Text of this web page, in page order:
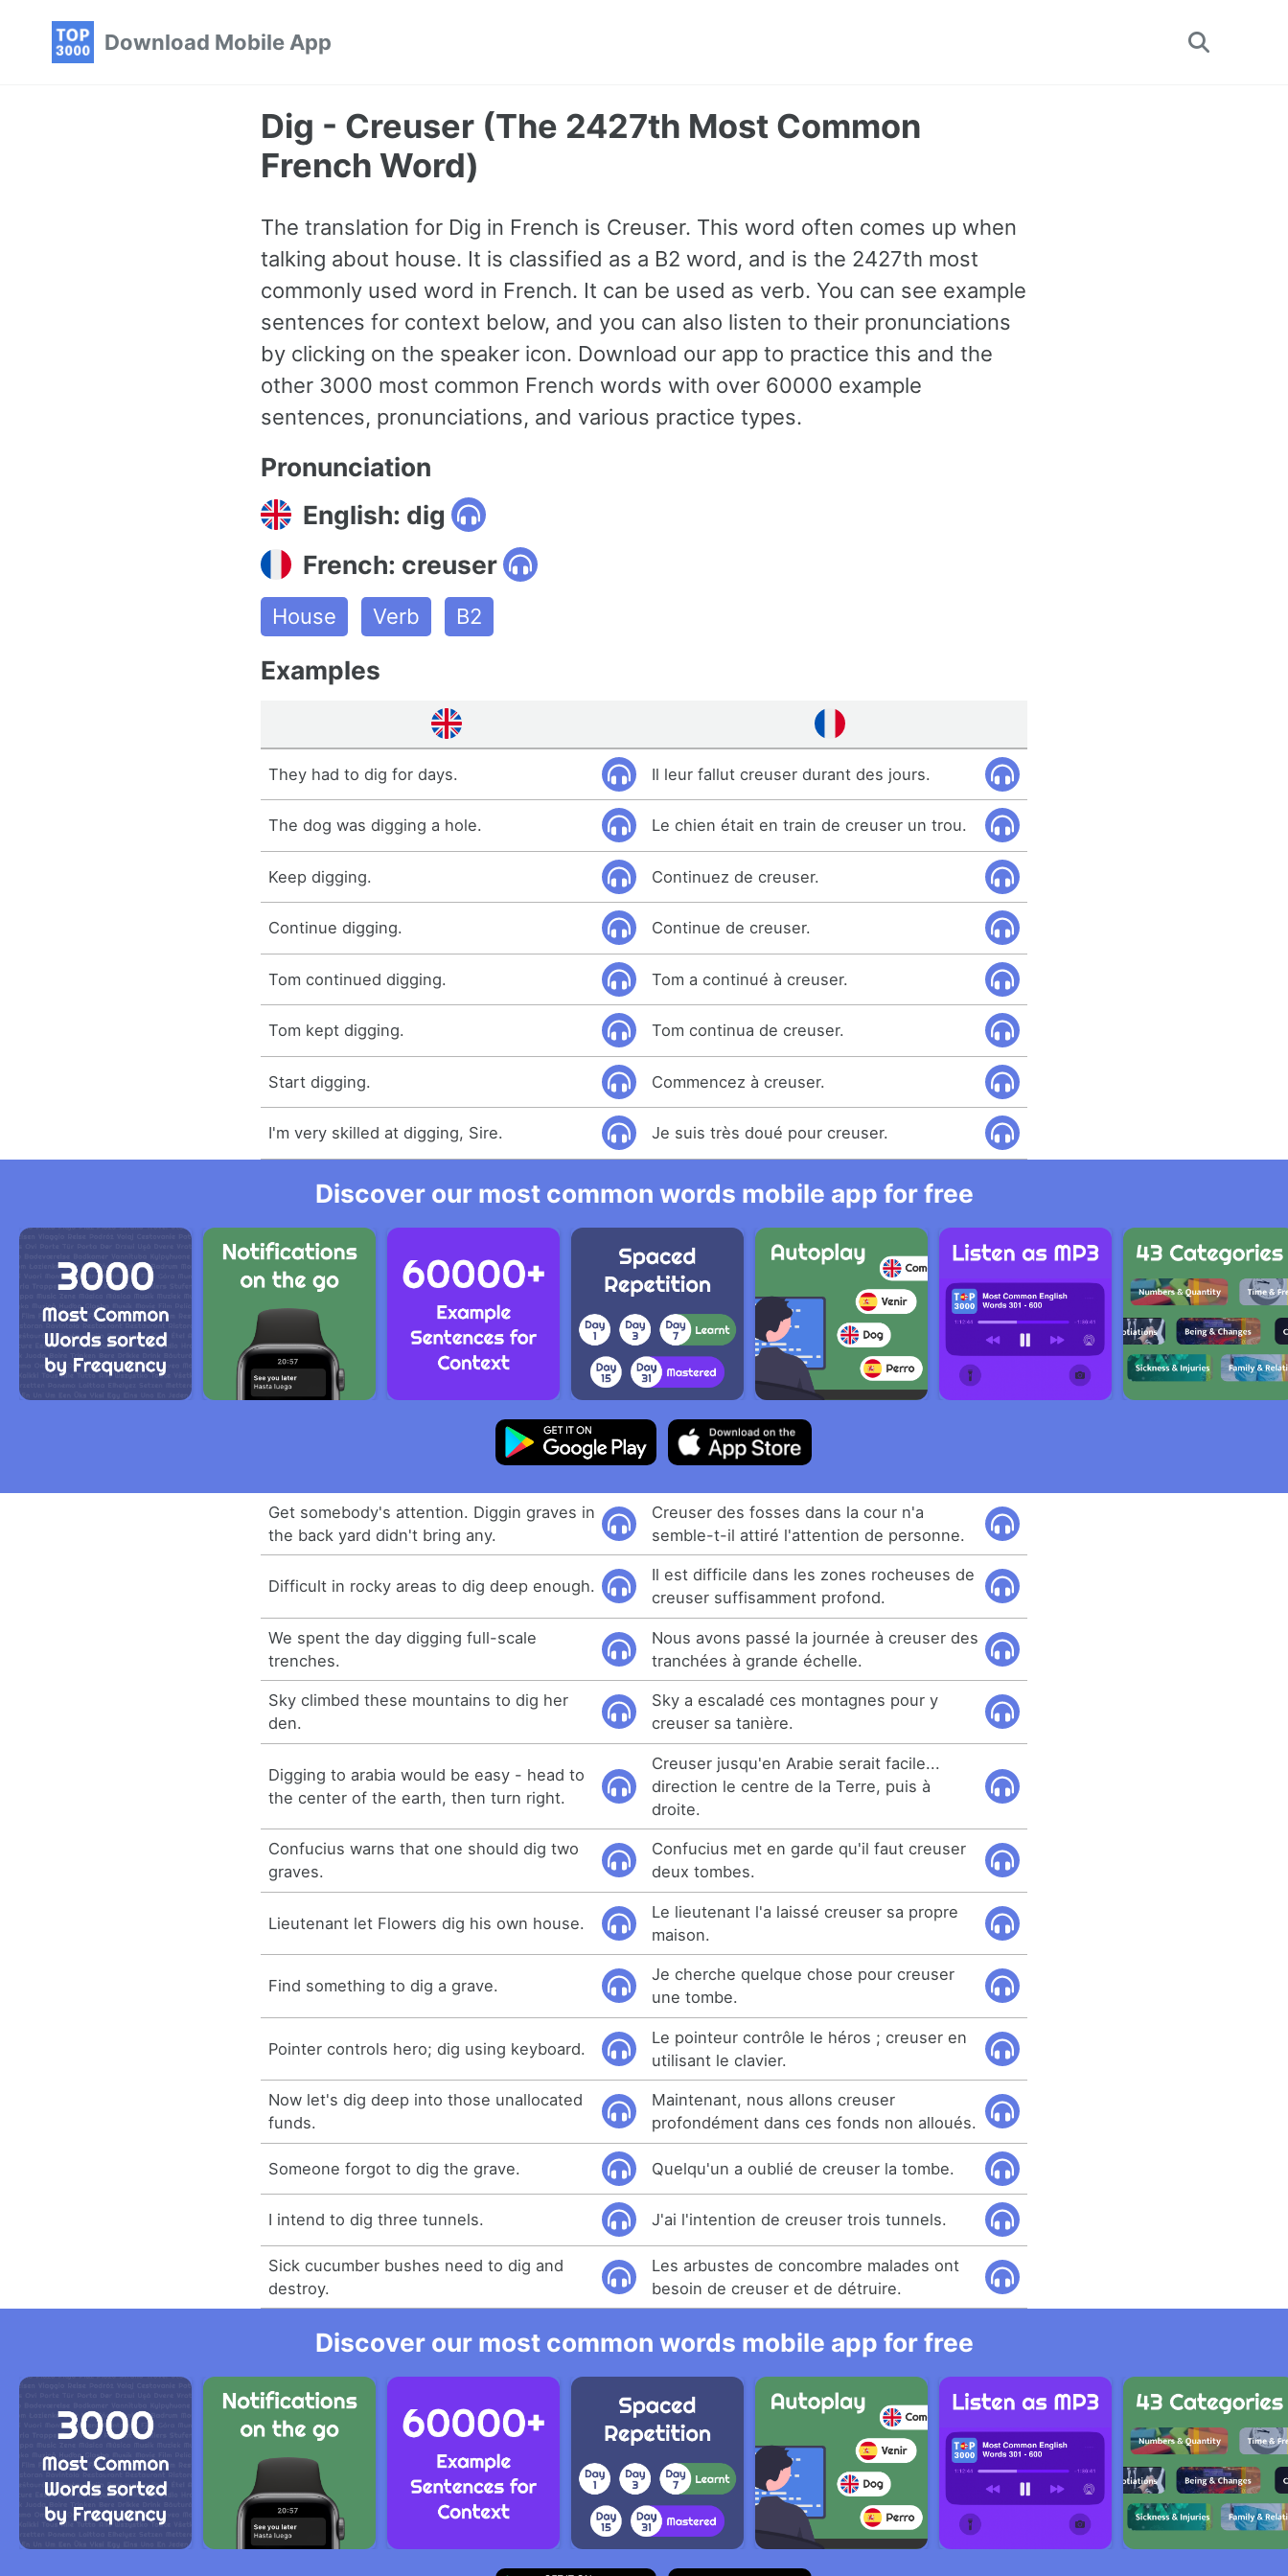
Download Mobile App
Toggle
Dig - Creuser (The 2427th Most Common
French Word)
The translation for Dig in French is Creuser. This word often comes up when
talking about house. It is classified as a B2 word, and is the 2427th most
commonly used word in French. It can be used as verb. You can see example
sentences for context below, and you can also listen to their pronunciations
by clicking on the speaker icon. Download our app to practice this and the
other 3000 most common French words with over 60000 example
sentences, pronunciations, and various practice types.
Pronunciation
English: dig
French: creuser
House Verb B2
Examples
They had to dig for days. Il leur fallut creuser durant des jours.
The dog was digging a hole. Le chien était en train de creuser un trou.
Keep digging. Continuez de creuser.
Continue digging. Continue de creuser.
Tom continued digging. Tom a continué à creuser.
Tom kept digging. Tom continua de creuser.
Start digging. Commencez à creuser.
I'm very skilled at digging, Sire. Je suis très doué pour creuser.
Discover our most common words mobile app for free
Get somebody's attention. Diggin graves in
the back yard didn't bring any.
Creuser des fosses dans la cour n'a
semble-t-il attiré l'attention de personne.
Difficult in rocky areas to dig deep enough.
Il est difficile dans les zones rocheuses de
creuser suffisamment profond.
We spent the day digging full-scale
trenches.
Nous avons passé la journée à creuser des
tranchées à grande échelle.
Sky climbed these mountains to dig her
den.
Sky a escaladé ces montagnes pour y
creuser sa tanière.
Digging to arabia would be easy - head to
the center of the earth, then turn right.
Creuser jusqu'en Arabie serait facile...
direction le centre de la Terre, puis à
droite.
Confucius warns that one should dig two
graves.
Confucius met en garde qu'il faut creuser
deux tombes.
Lieutenant let Flowers dig his own house.
Le lieutenant l'a laissé creuser sa propre
maison.
Find something to dig a grave.
Je cherche quelque chose pour creuser
une tombe.
Pointer controls hero; dig using keyboard.
Le pointeur contrôle le héros ; creuser en
utilisant le clavier.
Now let's dig deep into those unallocated
funds.
Maintenant, nous allons creuser
profondément dans ces fonds non alloués.
Someone forgot to dig the grave. Quelqu'un a oublié de creuser la tombe.
I intend to dig three tunnels. J'ai l'intention de creuser trois tunnels.
Sick cucumber bushes need to dig and
destroy.
Les arbustes de concombre malades ont
besoin de creuser et de détruire.
Discover our most common words mobile app for free